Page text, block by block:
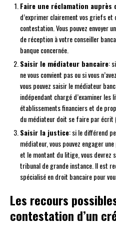
Faire une réclamation auprès
d’exprimer clairement vos griefs
contestation. Vous pouvez envoyer
de réception à votre conseiller
banque concernée.
Saisir le médiateur bancaire:
ne vous convient pas ou si vous
vous pouvez saisir le médiateur
indépendant chargé d’examiner
établissements financiers et de
du médiateur doit se faire par
Saisir la justice: si le différend
médiateur, vous pouvez engager
et le montant du litige, vous devrez
tribunal de grande instance. Il est
spécialisé en droit bancaire pour
Les recours
contestation d’un